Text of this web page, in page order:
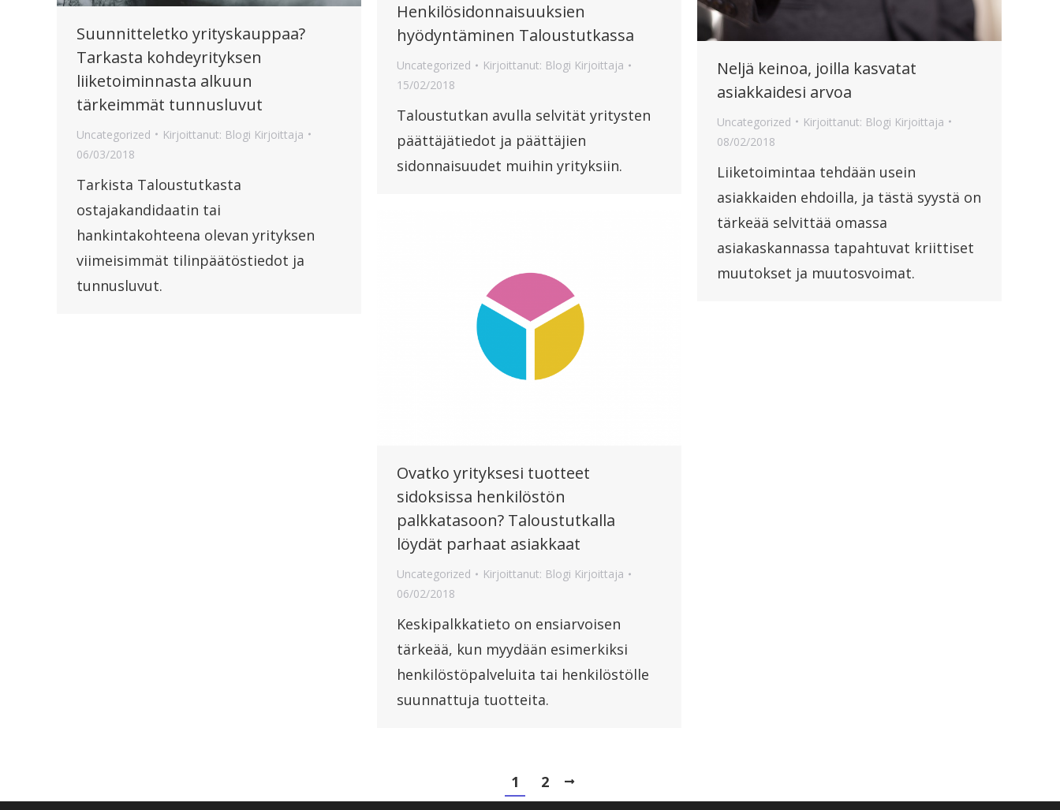
Suunnitteletko yrityskauppaa?
Tarkasta kohdeyrityksen
liiketoiminnasta alkuun
tärkeimmät tunnusluvut
Uncategorized Kirjoittanut: Blogi Kirjoittaja
06/03/2018
Tarkista Taloustutkasta
ostajakandidaatin tai
hankintakohteena olevan yrityksen
viimeisimmät tilinpäätöstiedot ja
tunnusluvut.
Henkilösidonnaisuuksien
hyödyntäminen Taloustutkassa
Uncategorized Kirjoittanut: Blogi Kirjoittaja
15/02/2018
Taloustutkan avulla selvität yritysten
päättäjätiedot ja päättäjien
sidonnaisuudet muihin yrityksiin.
Neljä keinoa, joilla kasvatat
asiakkaidesi arvoa
Uncategorized Kirjoittanut: Blogi Kirjoittaja
08/02/2018
Liiketoimintaa tehdään usein
asiakkaiden ehdoilla, ja tästä syystä on
tärkeää selvittää omassa
asiakaskannassa tapahtuvat kriittiset
muutokset ja muutosvoimat.
Ovatko yrityksesi tuotteet
sidoksissa henkilöstön
palkkatasoon? Taloustutkalla
löydät parhaat asiakkaat
Uncategorized Kirjoittanut: Blogi Kirjoittaja
06/02/2018
Keskipalkkatieto on ensiarvoisen
tärkeää, kun myydään esimerkiksi
henkilöstöpalveluita tai henkilöstölle
suunnattuja tuotteita.
1 2